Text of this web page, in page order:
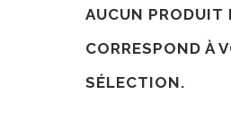
AUCUN PRODUIT
CORRESPOND À
SÉLECTION.